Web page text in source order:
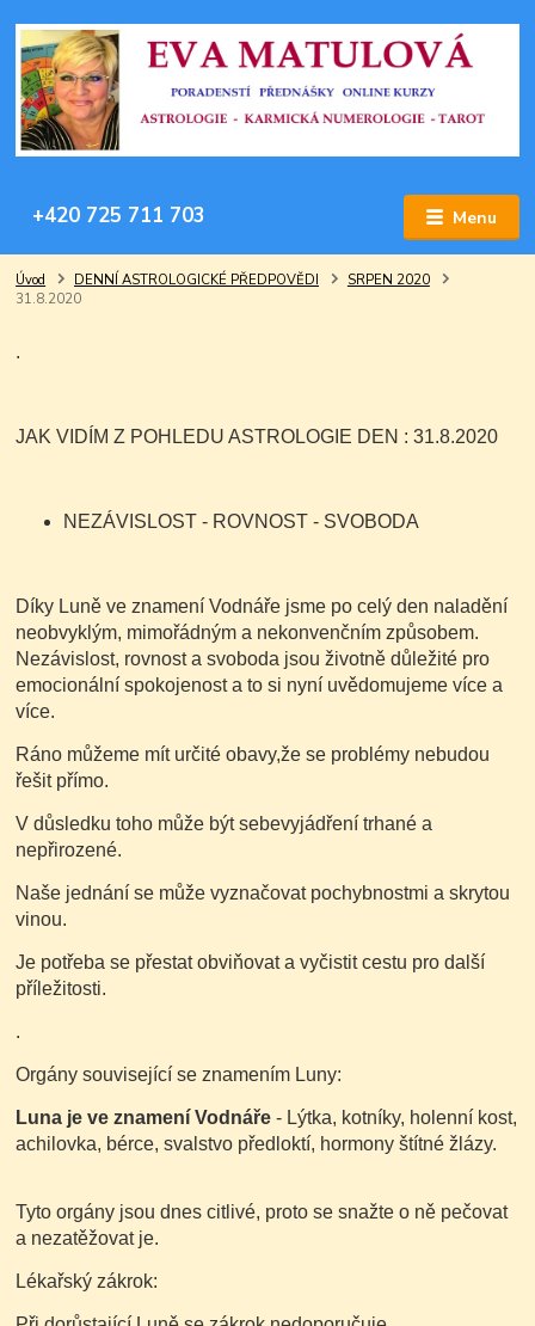
Menu
+420 725 711 703
Úvod DENNÍ ASTROLOGICKÉ PŘEDPOVĚDI
SRPEN 2020
31.8.2020
.
JAK VIDÍM Z POHLEDU ASTROLOGIE DEN : 31.8.2020
NEZÁVISLOST - ROVNOST - SVOBODA
Díky Luně ve znamení Vodnáře jsme po celý den naladění
neobvyklým, mimořádným a nekonvenčním způsobem.
Nezávislost, rovnost a svoboda jsou životně důležité pro
emocionální spokojenost a to si nyní uvědomujeme více a
více.
Ráno můžeme mít určité obavy,že se problémy nebudou
řešit přímo.
V důsledku toho může být sebevyjádření trhané a
nepřirozené.
Naše jednání se může vyznačovat pochybnostmi a skrytou
vinou.
Je potřeba se přestat obviňovat a vyčistit cestu pro další
příležitosti.
.
Orgány související se znamením Luny:
Luna je ve znameníVodnáře - Lýtka, kotníky, holenní kost,
achilovka, bérce, svalstvo předloktí, hormony štítné žlázy.
Tyto orgány jsou dnes citlivé, proto se snažte o ně pečovat
a nezatěžovat je.
Lékařský zákrok: